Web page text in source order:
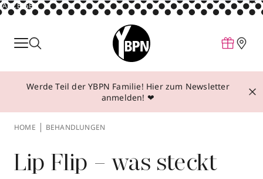
ANZEIGE
Parfum
Make-up
Behandlungen
Über YBPN
Werde Teil der YBPN Familie! Hier zum Newsletter
anmelden! ❤
HOME BEHANDLUNGEN
Lip Flip – was steckt